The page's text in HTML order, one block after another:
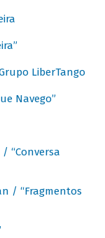
LiberTango
Navego”
“Conversa
/ “Fragmentos